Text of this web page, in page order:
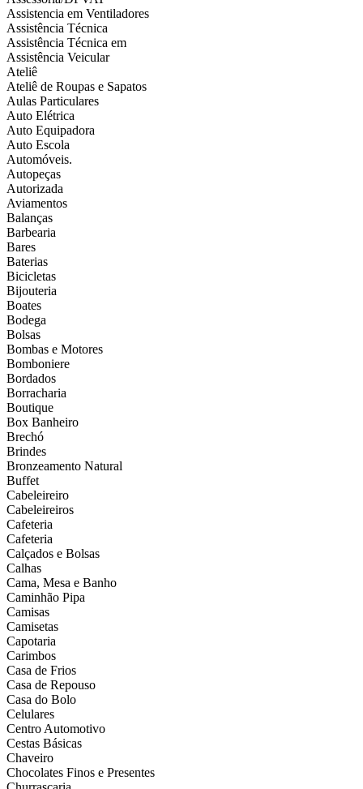
Assistencia em Ventiladores
Assistência Técnica
Assistência Técnica em
Assistência Veicular
Ateliê
Ateliê de Roupas e Sapatos
Aulas Particulares
Auto Elétrica
Auto Equipadora
Auto Escola
Automóveis.
Autopeças
Autorizada
Aviamentos
Balanças
Barbearia
Bares
Baterias
Bicicletas
Bijouteria
Boates
Bodega
Bolsas
Bombas e Motores
Bomboniere
Bordados
Borracharia
Boutique
Box Banheiro
Brechó
Brindes
Bronzeamento Natural
Buffet
Cabeleireiro
Cabeleireiros
Cafeteria
Cafeteria
Calçados e Bolsas
Calhas
Cama, Mesa e Banho
Caminhão Pipa
Camisas
Camisetas
Capotaria
Carimbos
Casa de Frios
Casa de Repouso
Casa do Bolo
Celulares
Centro Automotivo
Cestas Básicas
Chaveiro
Chocolates Finos e Presentes